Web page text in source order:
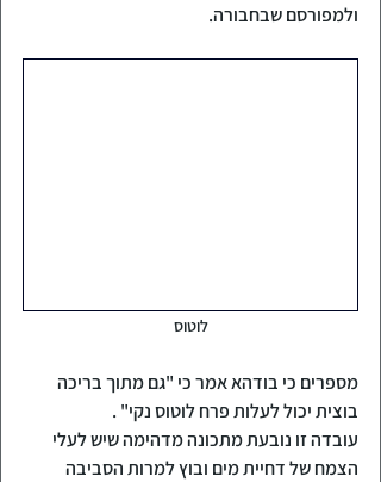
ולמפורסם שבחבורה.
לוטוס
מספרים כי בודהא אמר כי "גם מתוך בריכה
בוצית יכול לעלות פרח לוטוס נקי" .
עובדה זו נובעת מתכונה מדהימה שיש לעלי
הצמח של דחיית מים ובוץ למרות הסביבה